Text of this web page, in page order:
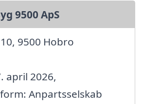
9500 ApS
9500 Hobro
april 2026,
Anpartsselskab